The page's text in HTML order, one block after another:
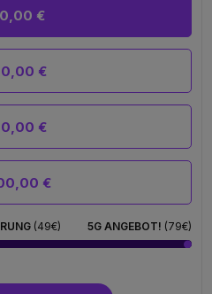
gemacht für
in all seinen Facetten
€
€
€
€
(49€) 5G ANGEBOT! (79€)